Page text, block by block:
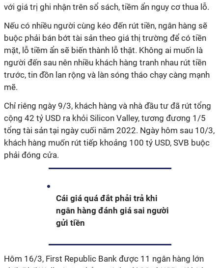
với giá trị ghi nhận trên sổ sách, tiềm ẩn nguy cơ thua lỗ.
Nếu có nhiều người cùng kéo đến rút tiền, ngân hàng sẽ
buộc phải bán bớt tài sản theo giá thị trường để có tiền
mặt, lỗ tiềm ẩn sẽ biến thành lỗ thật. Không ai muốn là
người đến sau nên nhiều khách hàng tranh nhau rút tiền
trước, tin đồn lan rộng và làn sóng tháo chạy càng mạnh
mẽ.
Chỉ riêng ngày 9/3, khách hàng và nhà đầu tư đã rút tổng
cộng 42 tỷ USD ra khỏi Silicon Valley, tương đương 1/5
tổng tài sản tại ngày cuối năm 2022. Ngày hôm sau 10/3,
khách hàng muốn rút tiếp khoảng 100 tỷ USD, SVB buộc
phải đóng cửa.
Cái giá quá đắt phải trả khi
ngân hàng đánh giá sai người
gửi tiền
Hôm 16/3, First Republic Bank được 11 ngân hàng lớn